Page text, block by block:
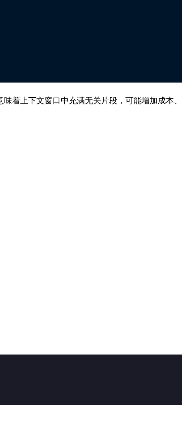
着上下文窗口中充满无关片段，可能增加成本、